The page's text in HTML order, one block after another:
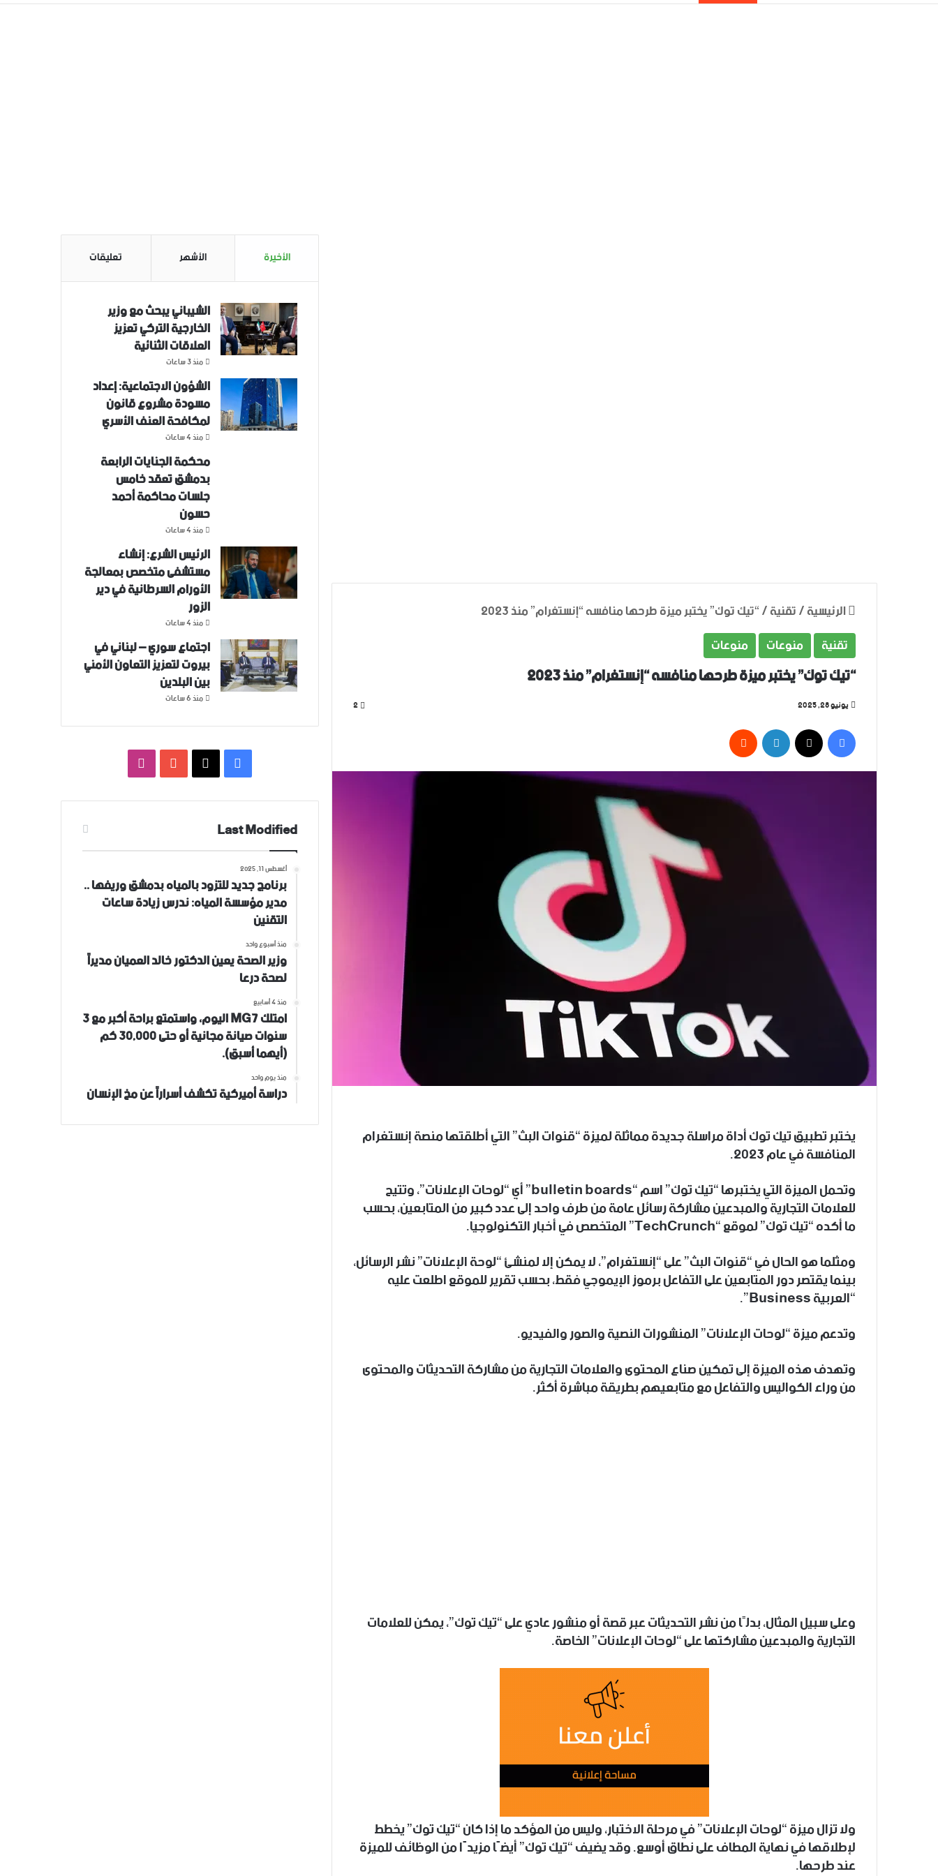
الرئيسية/تقنية/“تيك توك” يختبر ميزة طرحها منافسه “إنستغرام” منذ 2023
تقنية
منوعات منوعات
“تيك توك” يختبر ميزة طرحها منافسه “إنستغرام” منذ 2023
يونيو 28, 2025 2
فيسبوك‫X لينكدإن
يختبر تطبيق تيك توك أداة مراسلة جديدة مماثلة لميزة “قنوات البث” التي أطلقتها منصة إنستغرام
المنافسة في عام 2023.
وتحمل الميزة التي يختبرها “تيك توك” اسم “bulletin boards” أي “لوحات الإعلانات”، وتتيح
للعلامات التجارية والمبدعين مشاركة رسائل عامة من طرف واحد إلى عدد كبير من المتابعين، بحسب
ما أكده “تيك توك” لموقع “TechCrunch” المتخصص في أخبار التكنولوجيا.
ومثلما هو الحال في “قنوات البث” على “إنستغرام”، لا يمكن إلا لمنشئ “لوحة الإعلانات” نشر الرسائل،
بينما يقتصر دور المتابعين على التفاعل برموز الإيموجي فقط، بحسب تقرير للموقع اطلعت عليه
“العربية Business”.
وتدعم ميزة “لوحات الإعلانات” المنشورات النصية والصور والفيديو.
وتهدف هذه الميزة إلى تمكين صناع المحتوى والعلامات التجارية من مشاركة التحديثات والمحتوى
من وراء الكواليس والتفاعل مع متابعيهم بطريقة مباشرة أكثر.
وعلى سبيل المثال، بدلًا من نشر التحديثات عبر قصة أو منشور عادي على “تيك توك”، يمكن للعلامات
التجارية والمبدعين مشاركتها على “لوحات الإعلانات” الخاصة.
ولا تزال ميزة “لوحات الإعلانات” في مرحلة الاختبار، وليس من المؤكد ما إذا كان “تيك توك” يخطط
لإطلاقها في نهاية المطاف على نطاق أوسع. وقد يضيف “تيك توك” أيضًا مزيدًا من الوظائف للميزة
عند طرحها.
الأخيرة الأشهر تعليقات
الشيباني يبحث مع وزير
الخارجية التركي تعزيز
العلاقات الثنائية
منذ 3 ساعات
الشؤون الاجتماعية: إعداد
مسودة مشروع قانون
لمكافحة العنف الأسري ‏
منذ 4 ساعات
محكمة الجنايات الرابعة
بدمشق تعقد خامس
جلسات محاكمة أحمد
حسون
منذ 4 ساعات
الرئيس الشرع: إنشاء
‌‏مستشفى متخصص بمعالجة
الأورام السرطانية في دير
الزور
منذ 4 ساعات
اجتماع سوري – لبناني في
بيروت لتعزيز التعاون ‏الأمني
‏بين البلدين
منذ 6 ساعات
فيسبوك
‫X
‫YouTubeانستقرام
Last Modified
أغسطس 11, 2025
برنامج جديد للتزود بالمياه بدمشق وريفها ..
مدير مؤسسة المياه: ندرس زيادة ساعات
التقنين
منذ أسبوع واحد
وزير الصحة يعين الدكتور خالد العميان مديراً
لصحة درعا
منذ 4 أسابيع
امتلك MG7 اليوم، واستمتع براحة أكبر مع 3
سنوات صيانة مجانية أو حتى 30,000 كم
(أيهما أسبق).
منذ يوم واحد
دراسة أميركية تكشف أسراراً عن مخ الإنسان